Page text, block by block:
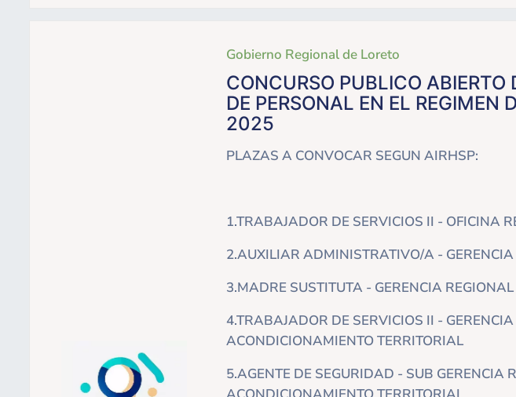
Gobierno Regional de Loreto
CONCURSO PUBLICO ABIERTO
DE PERSONAL EN EL REGIMEN
2025
PLAZAS A CONVOCAR SEGUN AIRHSP:
1.TRABAJADOR DE SERVICIOS II - OFICINA
2.AUXILIAR ADMINISTRATIVO/A -
3.MADRE SUSTITUTA - GERENCIA
4.TRABAJADOR DE SERVICIOS II -
ACONDICIONAMIENTO TERRITORIAL
5.AGENTE DE SEGURIDAD - SUB GERENCIA